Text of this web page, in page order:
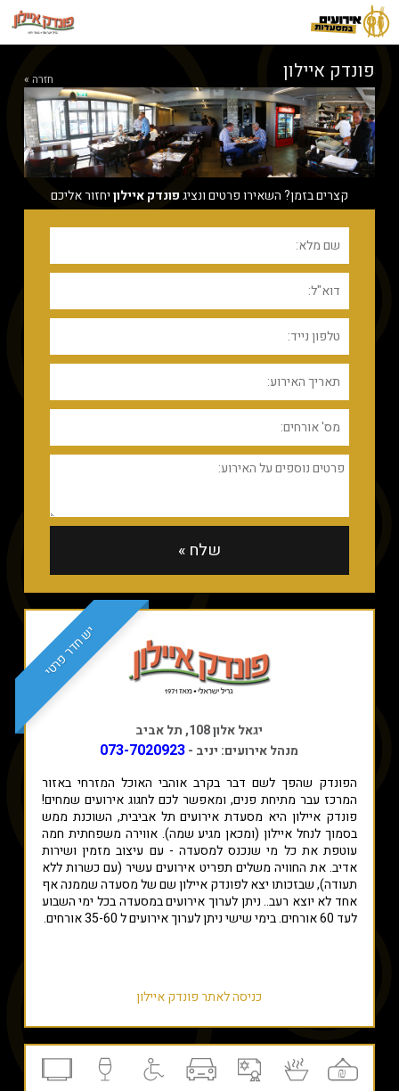
חזרה » פונדק איילון
קצרים בזמן? השאירו פרטים ונציגפונדק איילוןיחזור אליכם
יש חדר פרטי
יגאל אלון 108, תל אביב
מנהל אירועים: יניב -073-7020923
הפונדק שהפך לשם דבר בקרב אוהבי האוכל המזרחי באזור
המרכז עבר מתיחת פנים, ומאפשר לכם לחגוג אירועים שמחים!
פונדק איילון היא מסעדת אירועים תל אביבית, השוכנת ממש
בסמוך לנחל איילון (ומכאן מגיע שמה). אווירה משפחתית חמה
עוטפת את כל מי שנכנס למסעדה - עם עיצוב מזמין ושירות
אדיב. את החוויה משלים תפריט אירועים עשיר (עם כשרות ללא
תעודה), שבזכותו יצא לפונדק איילון שם של מסעדה שממנה אף
אחד לא יוצא רעב.. ניתן לערוך אירועים במסעדה בכל ימי השבוע
לעד 60 אורחים. בימי שישי ניתן לערוך אירועים ל 35-60 אורחים.
כניסה לאתר פונדק איילון